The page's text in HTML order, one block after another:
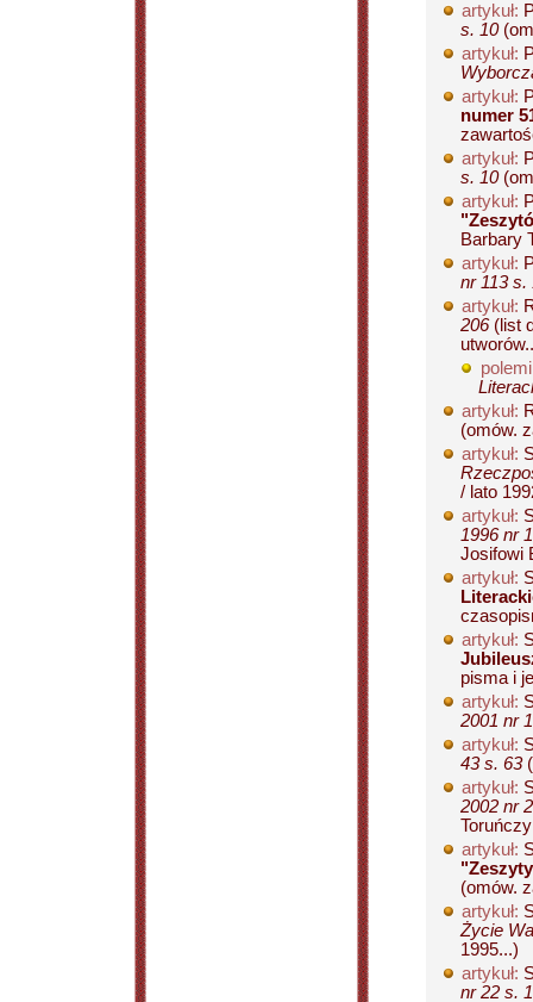
artykuł:
s. 10
artykuł:
artykuł:
numer
artykuł:
s. 10
artykuł:
Barbary
artykuł:
nr 113 s.
artykuł:
206(list
artykuł:
(omów.
artykuł:
/ lato
artykuł:
1996 nr
Josifowi
artykuł:
artykuł:
pisma i
artykuł:
2001 nr
artykuł:
43 s. 63
artykuł:
2002 nr
artykuł:
(omów.
artykuł:
Życie
1995...)
artykuł:
nr 22 s.